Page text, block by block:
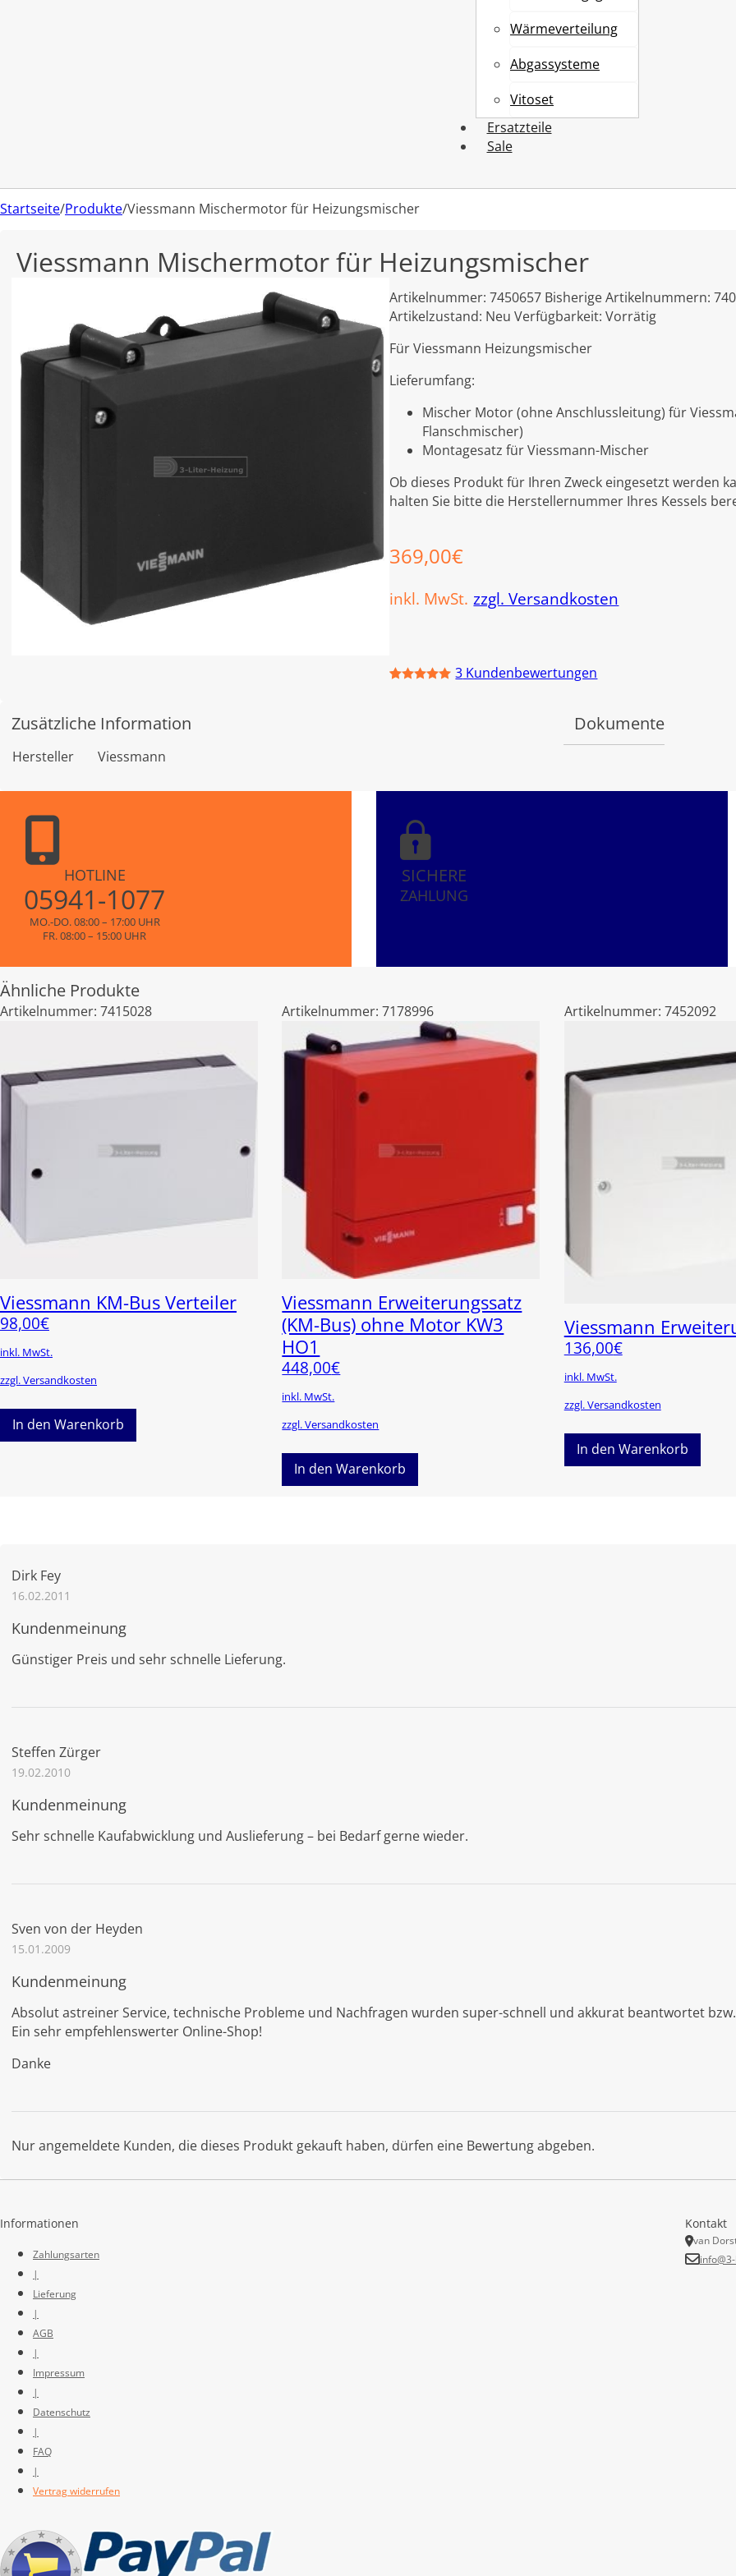
Wärmeverteilung
Abgassysteme
Vitoset
Ersatzteile
Sale
Startseite/Produkte/Viessmann Mischermotor für Heizungsmischer
Viessmann Mischermotor für Heizungsmischer
Artikelnummer:7450657 Bisherige Artikelnummern:
Artikelzustand: Neu Verfügbarkeit:Vorrätig
Für Viessmann Heizungsmischer
Lieferumfang:
Mischer Motor (ohne Anschlussleitung) für
Flanschmischer)
Montagesatz für Viessmann-Mischer
Ob dieses Produkt für Ihren Zweck eingesetzt werden
halten Sie bitte die Herstellernummer Ihres Kessels
369,00€
inkl. MwSt. zzgl. Versandkosten
3 Kundenbewertungen
Zusätzliche Information
Hersteller Viessmann
Dokumente
HOTLINE
05941-1077
MO.-DO. 08:00 – 17:00 UHR
FR. 08:00 – 15:00 UHR
SICHERE
ZAHLUNG
Ähnliche Produkte
Artikelnummer: 7415028
Viessmann KM-Bus Verteiler
98,00€
inkl. MwSt.
zzgl. Versandkosten
In den Warenkorb
Artikelnummer:7178996
Viessmann Erweiterungssatz
(KM-Bus) ohne Motor KW3
HO1
448,00€
inkl. MwSt.
zzgl. Versandkosten
In den Warenkorb
Artikelnummer: 7452092
Viessmann
136,00€
inkl. MwSt.
zzgl. Versandkosten
In den Warenkorb
Dirk Fey
16.02.2011
Kundenmeinung
Günstiger Preis und sehr schnelle Lieferung.
Steffen Zürger
19.02.2010
Kundenmeinung
Sehr schnelle Kaufabwicklung und Auslieferung – bei Bedarf gerne wieder.
Sven von der Heyden
15.01.2009
Kundenmeinung
Absolut astreiner Service, technische Probleme und Nachfragen wurden super-schnell und akkurat beantwortet
Ein sehr empfehlenswerter Online-Shop!
Danke
Nur angemeldete Kunden, die dieses Produkt gekauft haben, dürfen eine Bewertung abgeben.
Informationen
Zahlungsarten
|
Lieferung
|
AGB
|
Impressum
|
Datenschutz
|
FAQ
|
Vertrag widerrufen
Kontakt
van